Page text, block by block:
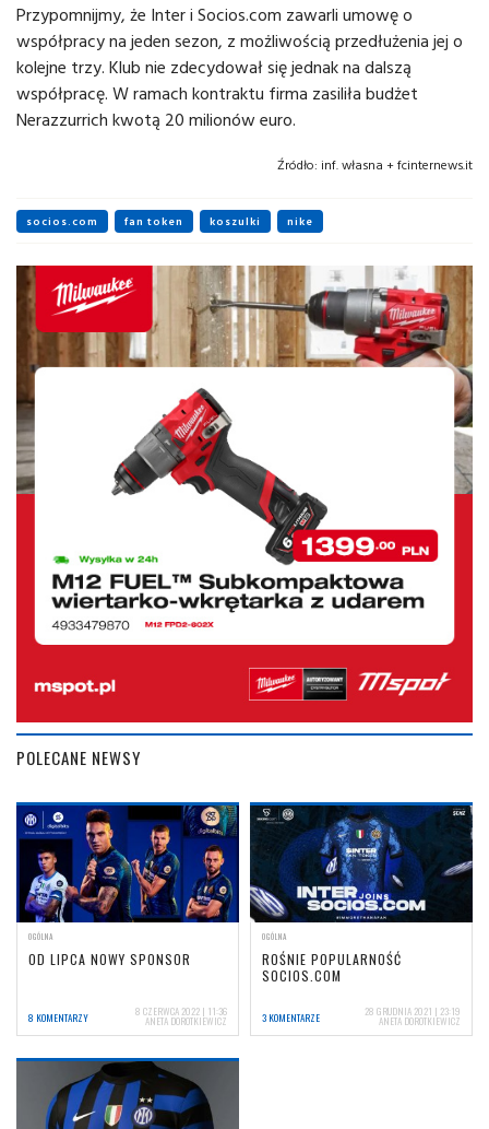
Przypomnijmy, że Inter i Socios.com zawarli umowę o
współpracy na jeden sezon, z możliwością przedłużenia jej o
kolejne trzy. Klub nie zdecydował się jednak na dalszą
współpracę. W ramach kontraktu firma zasiliła budżet
Nerazzurrich kwotą 20 milionów euro.
Źródło: inf. własna + fcinternews.it
socios.com fan token koszulki nike
POLECANE NEWSY
OGÓLNA
OD LIPCA NOWY SPONSOR
8 KOMENTARZY 8 CZERWCA 2022 | 11:36
ANETA DOROTKIEWICZ
OGÓLNA
ROŚNIE POPULARNOŚĆ
SOCIOS.COM
3 KOMENTARZE 28 GRUDNIA 2021 | 23:19
ANETA DOROTKIEWICZ